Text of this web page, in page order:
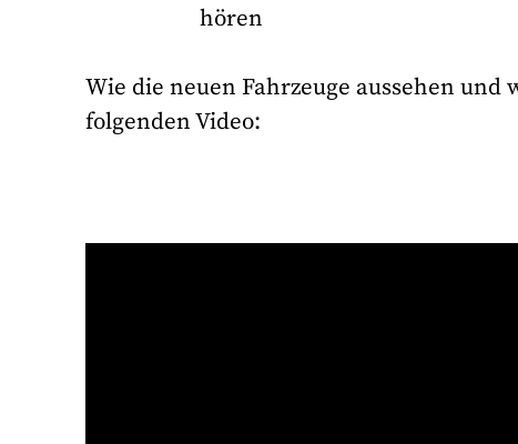
hören
Wie die neuen Fahrzeuge aussehen
folgenden Video: